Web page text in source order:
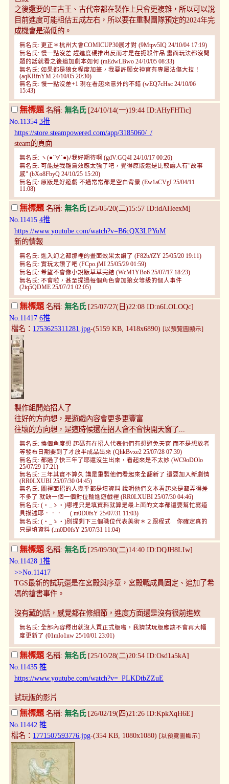
之後還要的三古王、古代帝都在製作上只會更複雜，所以可以說
目前進度可能粗估五成左右，所以要在重製團隊預定的2024年完
成機會是滿低的。
無名氏: 更正＊杭州大會COMICUP30展才對 (9Mtpv5IQ 24/10/04 17:19)
無名氏: 慢一點沒差 趕進度硬推出反而才是在扼殺作品 畫面玩法都沒問
題的話就看之後追加劇本如何 (mEdwLBwo 24/10/05 08:33)
無名氏: 如果都是狼女程度加筆，我要許願女神官有專屬法傷大技！
(aqKRfnYM 24/10/05 20:30)
無名氏: 慢一點沒差+1 現在看起來意外的不錯 (wEQ7cHsc 24/10/06
15:43)
無標題 名稱: 無名氏[24/10/14(一)19:44 ID:AHyFHTic]
No.11354 3推
https://store.steampowered.com/app/3185060/_/
steam的頁面
無名氏: ヽ(●´∀`●)ﾉ我好期待啊 (gdV.GQ4I 24/10/17 00:26)
無名氏: 可能是我雛鳥效應太強了吧，覺得原版還是比較讓人有"故事
感" (bXo8FbyQ 24/10/25 15:20)
無名氏: 原版是好遊戲 不過常常都是空白背景 (Ew1aCVgI 25/04/11
11:08)
無標題 名稱: 無名氏[25/05/20(二)15:57 ID:idAHeexM]
No.11415 4推
https://www.youtube.com/watch?v=B6cQX3LPYuM
新的情報
無名氏: 進入幻之都那裡的畫面效果太讚了 (F82b/fZY 25/05/20 19:11)
無名氏: 實玩太讚了吧 (FCpo.jMI 25/05/29 01:59)
無名氏: 希望不會像小說版草草完結 (WcM1YBo6 25/07/17 18:23)
無名氏: 不會啦，甚至提過每個角色會加狼女等級的個人事件
(2iq5QDME 25/07/21 02:05)
無標題名稱: 無名氏[25/07/27(日)22:08 ID:n6LOLOQc]
No.11417 6推
檔名： 1753625311281.jpg-(5159 KB, 1418x6890) [以預覽圖顯示]
製作組開始招人了
往好的方向想，是遊戲內容會更多更豐富
往壞的方向想，是這時候還在招人會不會快開天窗了...
無名氏: 換個角度想 起碼有在招人代表他們有想避免天窗 而不是想放者
等發布日期要到了才放半成品出來 (QhkBvxe2 25/07/28 07:39)
無名氏: 都過了快三年了耶還沒生出來，看起來是不太妙 (WC9oDOlo
25/07/29 17:21)
無名氏: 三年其實不算久 講是重製他們看起來全翻新了 還要加入新劇情
(RR0LXUBI 25/07/30 04:45)
無名氏: 圖裡面招的人幾乎都是填資料 說明他們文本看起來是都弄得差
不多了 就缺一個一個對位輸進遊戲裡 (RR0LXUBI 25/07/30 04:46)
無名氏: (・_ゝ・)哪裡只是填資料就算是最上面的文本都還要幫忙寫道
具描述耶．．． (.m0D0fsY 25/07/31 11:03)
無名氏: (・_ゝ・)別提剩下三個職位代表美術＊２跟程式 你確定真的
只是填資料 (.m0D0fsY 25/07/31 11:04)
無標題 名稱: 無名氏[25/09/30(二)14:40 ID:DQJH8LIw]
No.11428 1推
>>No.11417
TGS最新的試玩還是在宮殿與序章，宮殿戰成員固定、追加了希
馮的搶書事件。
沒有藏的話，感覺都在修細節，進度方面還是沒有很前進欸
無名氏: 全部內容釋出就沒人買正式版啦，我猜試玩版應該不會再大幅
度更新了 (01mIo1nw 25/10/01 23:01)
無標題 名稱: 無名氏[25/10/28(二)20:54 ID:Osd1a5kA]
No.11435 推
https://www.youtube.com/watch?v=_PLKDtbZZuE
試玩版的影片
無標題名稱: 無名氏[26/02/19(四)21:26 ID:KpkXqH6E]
No.11442 推
檔名： 1771507593776.jpg-(354 KB, 1080x1080) [以預覽圖顯示]